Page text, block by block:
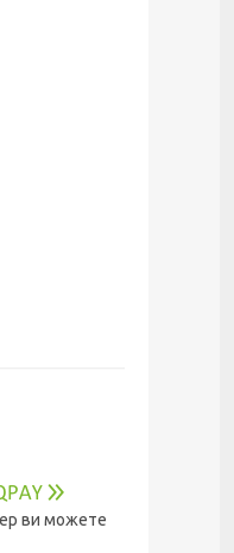
ви можете